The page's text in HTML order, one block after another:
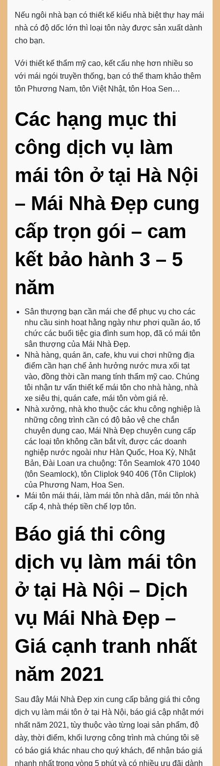
Nếu ngôi nhà bạn có thiết kế kiểu nhà biệt thự hay mái
nhà có độ dốc lớn thì loại tôn này được sản xuất dành
cho bạn.
Với thiết kế thẩm mỹ cao, kết cấu nhẹ hơn nhiều so
với mái ngói truyền thống, bạn có thể tham khảo thêm
tôn Phương Nam, tôn Việt Nhật, tôn Hoa Sen…
Các hạng mục thi
công dịch vụ làm
mái tôn ở tại Hà Nội
– Mái Nhà Đẹp cung
cấp trọn gói – cam
kết bảo hành 3 – 5
năm
Sân thượng bạn cần mái che để phục vụ cho các
nhu cầu sinh hoạt hằng ngày như phơi quần áo, tổ
chức các buổi tiệc gia đình sum họp, đã có mái tôn
sân thượng của Mái Nhà Đẹp.
Nhà hàng, quán ăn, cafe, khu vui chơi những địa
điểm cần hạn chế ảnh hưởng nước mưa xối tạt
vào, đồng thời cần mang tính thẩm mỹ cao. Chúng
tôi nhận tư vấn thiết kế mái tôn cho nhà hàng, nhà
xe siêu thị, quán cafe, mái tôn vòm giá rẻ.
Nhà xưởng, nhà kho thuộc các khu công nghiệp là
những công trình cần có độ bảo vệ che chắn
chuyên dụng cao, Mái Nhà Đẹp chuyên cung cấp
các loại tôn không cần bắt vít, được các doanh
nghiệp nước ngoài như Hàn Quốc, Hoa Kỳ, Nhật
Bản, Đài Loan ưa chuộng: Tôn Seamlok 470 1040
(tôn Seamlock), tôn Cliplok 940 406 (Tôn Cliplok)
của Phương Nam, Hoa Sen.
Mái tôn mái thái, làm mái tôn nhà dân, mái tôn nhà
cấp 4, nhà thép tiền chế lợp tôn.
Báo giá thi công
dịch vụ làm mái tôn
ở tại Hà Nội – Dịch
vụ Mái Nhà Đẹp –
Giá cạnh tranh nhất
năm 2021
Sau đây Mái Nhà Đẹp xin cung cấp bảng giá thi công
dịch vụ làm mái tôn ở tại Hà Nội, báo giá cập nhật mới
nhất năm 2021, tùy thuộc vào từng loại sản phẩm, độ
dày, thời điểm, khối lượng công trình mà chúng tôi sẽ
có báo giá khác nhau cho quý khách, để nhận báo giá
nhanh nhất trong vòng 5 phút và có nhiều ưu đãi dành